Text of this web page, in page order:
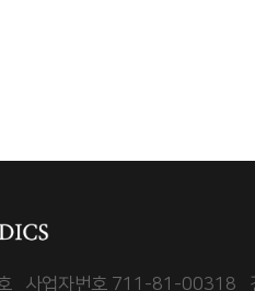
사업자번호 711-81-00318